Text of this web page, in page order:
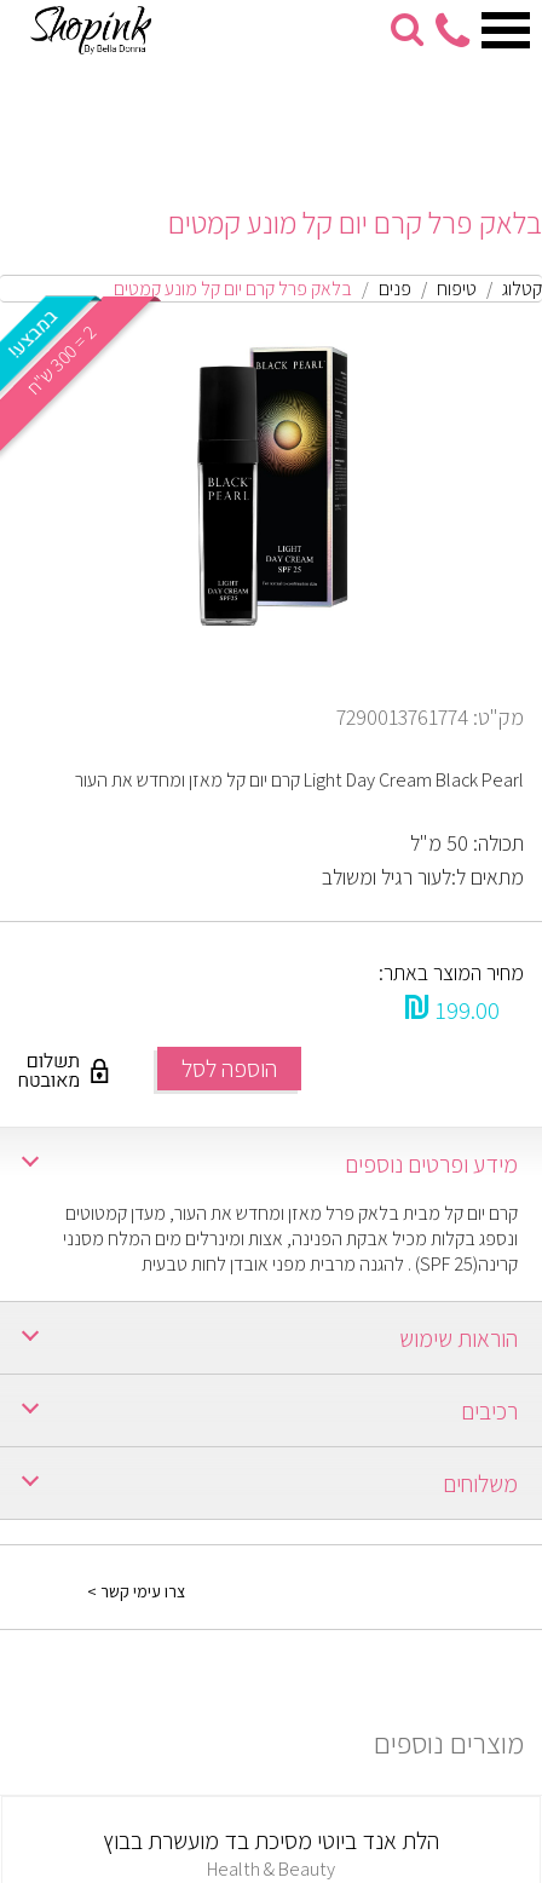
053-
274-
בלאק פרל קרם יום קל מונע קמטים
קטלוג טיפוח פנים בלאק פרל קרם יום קל מונע קמטים
2
=
3
0
0
ש
"
ח
מק"ט: 7290013761774
Light Day Cream Black Pearl קרם יום קל מאזן ומחדש את העור
תכולה: 50 מ"ל
מתאים ל:לעור רגיל ומשולב
מחיר המוצר באתר:
199.00
הוספה לסל
מידע ופרטים נוספים
קרם יום קל מבית בלאק פרל מאזן ומחדש את העור, מעדן קמטוטים
ונספג בקלות מכיל אבקת הפנינה, אצות ומינרלים מים המלח מסנני
קרינה(SPF 25) . להגנה מרבית מפני אובדן לחות טבעית
הוראות שימוש
לשימוש יומיומי
רכיבים
משלוחים
1) משלוח עד הבית: בתוספת תשלום של 30 ₪ ולוקח עד 7 ימים ממועד
אישור ההזמנה.
צרו עימי קשר >
מוצרים נוספים
הלת אנד ביוטי מסיכת בד מועשרת בבוץ
Health & Beauty